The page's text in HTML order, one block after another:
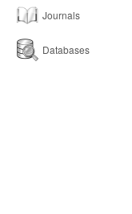
Journals
Databases